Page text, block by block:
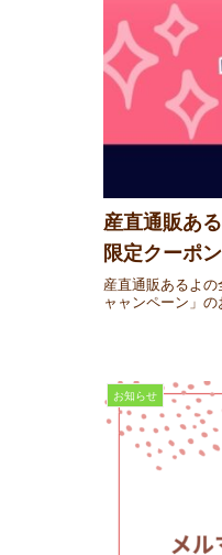
産直通販あ
限定クーポ
産直通販あるよ
ャャンペーン」の
お知らせ